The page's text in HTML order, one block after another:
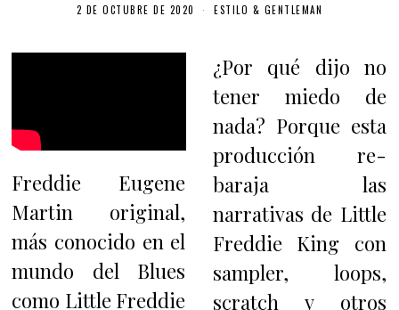
2 DE OCTUBRE DE 2020 ESTILO & GENTLEMAN
Freddie Eugene
Martin original,
más conocido en el
mundo del Blues
como Little Freddie
¿Por qué dijo no
tener miedo de
nada? Porque esta
producción re-
baraja las
narrativas de Little
Freddie King con
sampler, loops,
scratch y otros